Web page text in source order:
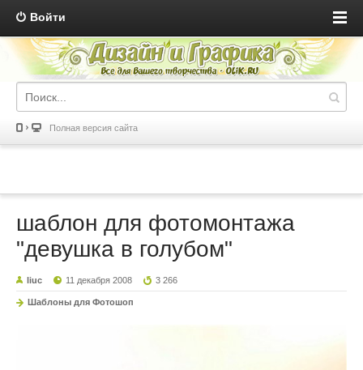
Войти
Полная версия сайта
шаблон для фотомонтажа
"девушка в голубом"
liuc 11 декабря 2008 3 266
Шаблоны для Фотошоп